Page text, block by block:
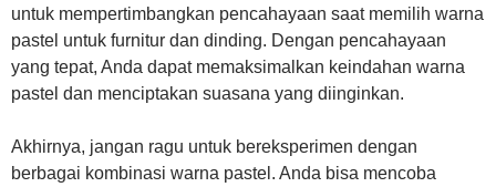
untuk mempertimbangkan pencahayaan saat memilih warna
pastel untuk furnitur dan dinding. Dengan pencahayaan
yang tepat, Anda dapat memaksimalkan keindahan warna
pastel dan menciptakan suasana yang diinginkan.
Akhirnya, jangan ragu untuk bereksperimen dengan
berbagai kombinasi warna pastel. Anda bisa mencoba